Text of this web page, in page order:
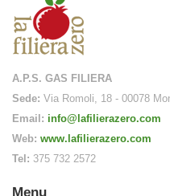
A.P.S. GAS FILIERA
Sede: Via Romoli, 18 - 00078
Email: info@lafilierazero.com
Web: www.lafilierazero.com
Tel: 375 732 2572
Menu